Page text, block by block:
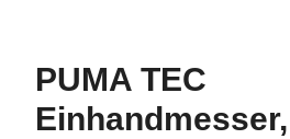
PUMA TEC